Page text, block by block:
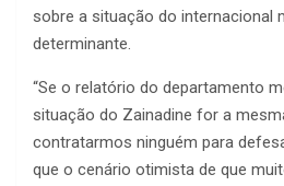
sobre a situação do internacional
determinante.
“Se o relatório do departamento
situação do Zainadine for a
contratarmos ninguém para
que o cenário otimista de que